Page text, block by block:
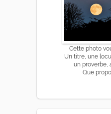
Cette photo
Un titre, une
un proverbe,
Que